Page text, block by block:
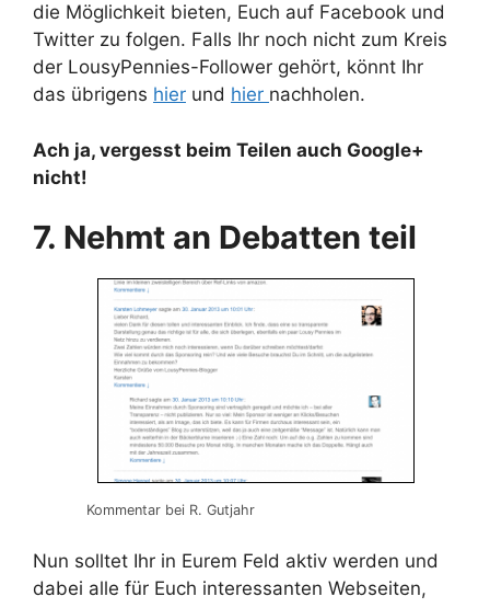
die Möglichkeit bieten, Euch auf Facebook und
Twitter zu folgen. Falls Ihr noch nicht zum Kreis
der LousyPennies-Follower gehört, könnt Ihr
das übrigens hier und hier nachholen.
Ach ja, vergesst beim Teilen auch Google+
nicht!
7. Nehmt an Debatten teil
Kommentar bei R. Gutjahr
Nun solltet Ihr in Eurem Feld aktiv werden und
dabei alle für Euch interessanten Webseiten,